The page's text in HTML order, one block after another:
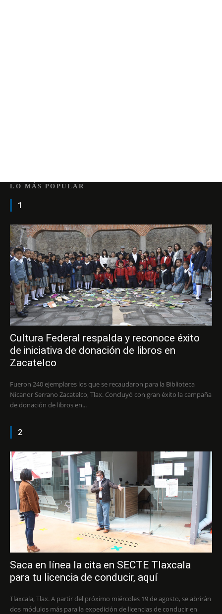
LO MÁS POPULAR
1
Cultura Federal respalda y reconoce éxito
de iniciativa de donación de libros en
Zacatelco
Fueron 240 ejemplares los que se recaudaron para la Biblioteca
Nicanor Serrano Zacatelco, Tlax. Concluyó con gran éxito la campaña
de donación de libros en...
2
Saca en línea la cita en SECTE Tlaxcala
para tu licencia de conducir, aquí
Tlaxcala, Tlax. A partir del próximo miércoles 19 de agosto, se abrirán
dos módulos más para la expedición de licencias de conducir en